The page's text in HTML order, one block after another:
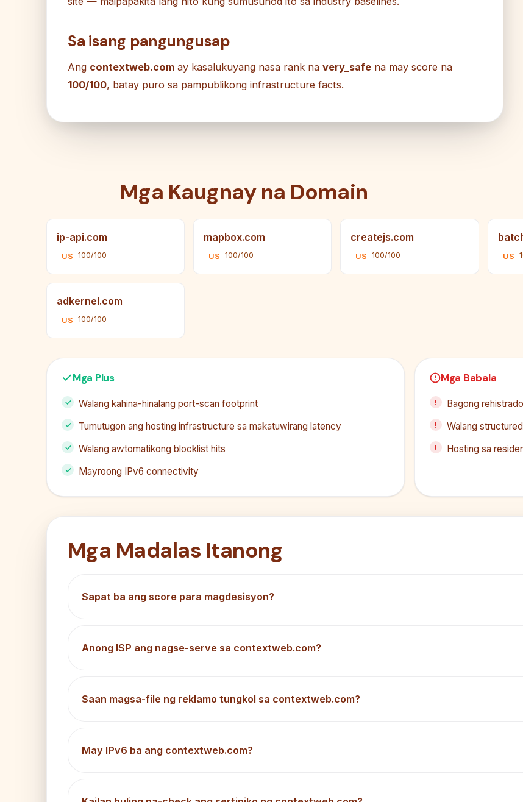
Sa isang pangungusap
Ang contextweb.com ay kasalukuyang nasa rank na very_safe na may score na
100/100, batay puro sa pampublikong infrastructure facts.
Mga Kaugnay na Domain
ip-api.com
US 100/100
mapbox.com
US 100/100
createjs.com
US 100/100 US
adkernel.com
US 100/100
Mga Plus
Walang kahina-hinalang port-scan footprint
Tumutugon ang hosting infrastructure sa makatuwirang latency
Walang awtomatikong blocklist hits
Mayroong IPv6 connectivity
Mga Babala
Bagong
Walang
Hosting sa
Mga Madalas Itanong
Sapat ba ang score para magdesisyon?
Anong ISP ang nagse-serve sa contextweb.com?
Saan magsa-file ng reklamo tungkol sa contextweb.com?
May IPv6 ba ang contextweb.com?